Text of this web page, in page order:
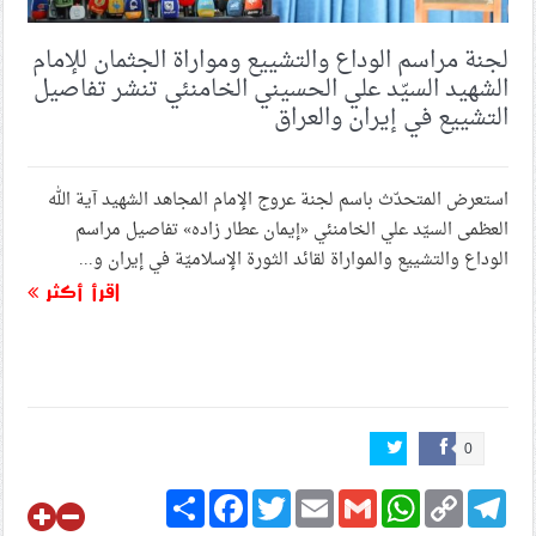
لجنة مراسم الوداع والتشييع ومواراة الجثمان للإمام
الشهيد السيّد علي الحسيني الخامنئي تنشر تفاصيل
التشييع في إيران والعراق
استعرض المتحدّث باسم لجنة عروج الإمام المجاهد الشهيد آية الله
العظمى السيّد علي الخامنئي «إيمان عطار زاده» تفاصيل مراسم
الوداع والتشييع والمواراة لقائد الثورة الإسلاميّة في إيران و...
اقرأ أكثر
0
ShareFacebookTwitterEmailGmail
WhatsApp Copy
Link
Telegram